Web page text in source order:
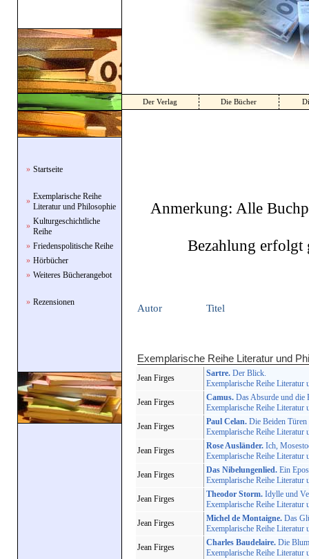
Der Verlag Die Bücher
» Startseite
» Exemplarische Reihe
Literatur und Philosophie
» Kulturgeschichtliche
Reihe
» Friedenspolitische Reihe
» Hörbücher
» Weiteres Bücherangebot
» Rezensionen
Anmerkung: Alle
Bezahlung erfolgt
Autor Titel
Exemplarische Reihe Literatur und
Jean Firges Sartre. Der Blick.
Exemplarische Reihe Literatur
Jean Firges
Camus. Das Absurde und die
Exemplarische Reihe Literatur
Jean Firges
Paul Celan. Die Beiden Türen
Exemplarische Reihe Literatur
Jean Firges
Rose Ausländer. Ich,
Exemplarische Reihe Literatur
Jean Firges
Das Nibelungenlied. Ein
Exemplarische Reihe Literatur
Jean Firges
Theodor Storm. Idylle und
Exemplarische Reihe Literatur
Jean Firges
Michel de Montaigne. Das
Exemplarische Reihe Literatur
Jean Firges
Charles Baudelaire. Die
Exemplarische Reihe Literatur